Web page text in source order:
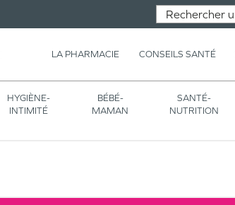
LA PHARMACIE CONSEILS SANTÉ
HYGIÈNE-
INTIMITÉ
BÉBÉ-
MAMAN
SANTÉ-
NUTRITION